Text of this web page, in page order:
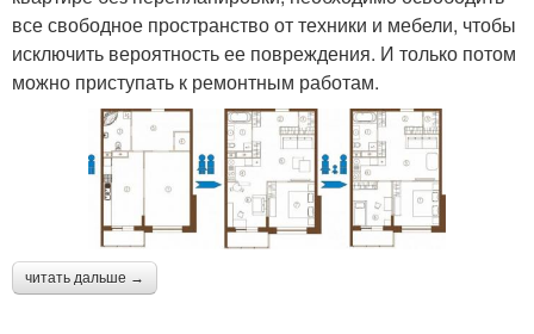
все свободное пространство от техники и мебели, чтобы
исключить вероятность ее повреждения. И только потом
можно приступать к ремонтным работам.
читать дальше →